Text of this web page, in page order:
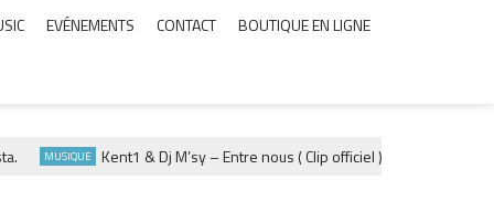
EVÉNEMENTS CONTACT BOUTIQUE EN LIGNE
MUSIQUE Kent1 & Dj M’sy – Entre nous ( Clip officiel ) – Fevrier 2025